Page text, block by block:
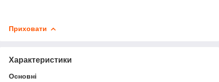
Приховати
Характеристики
Основні